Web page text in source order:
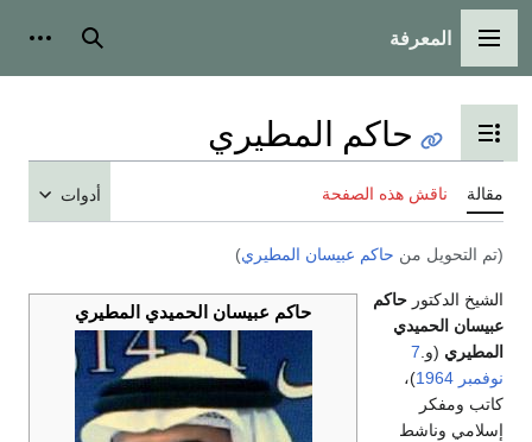
القائمة الرئيسية
المعرفة بحث
تبديل عرض جدول المحتويات
حاكم المطيري
مقالة ناقش هذه الصفحة أدوات
(تم التحويل من حاكم عبيسان المطيري)
حاكم عبيسان الحميدي المطيري
الشيخ الدكتور حاكم
عبيسان الحميدي
المطيري (و. 7
نوفمبر 1964)،
كاتب ومفكر
إسلامي وناشط